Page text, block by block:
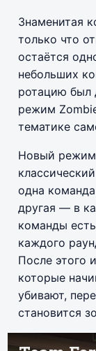
Знаменитая
только что
остаётся
небольших
ротацию был
режим
тематике
Новый режим
одна
другая — в
команды
каждого
После этого
которые
убивают,
становится